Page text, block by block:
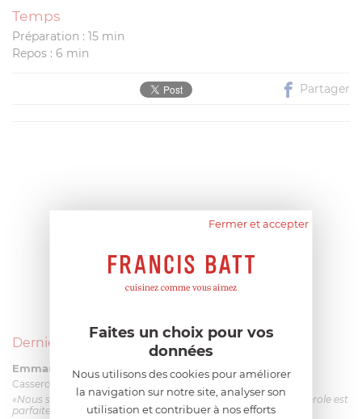
Temps
Préparation : 15 min
Repos : 6 min
Partager
Derniers avis produits
Emmanuel 56 ansle 23/06/2026 à 12:04
Casserole mini 9 cm Castelpro 5 ply poignée fixe
«Nous sommes dans un produit de haute qualité. Cette casserole est
parfaite pour l'élaboration des sauces et vient complé...»
Fermer et accepter
Faites un choix pour vos
données
Nous utilisons des cookies pour améliorer
la navigation sur notre site, analyser son
utilisation et contribuer à nos efforts